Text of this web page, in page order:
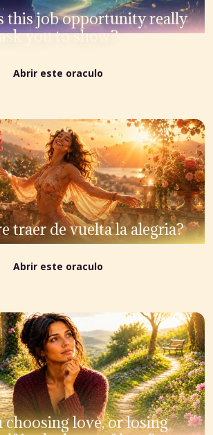
this job opportunity really
you to show?
Abrir este oraculo
traer de vuelta la alegria?
Abrir este oraculo
choosing love, or losing